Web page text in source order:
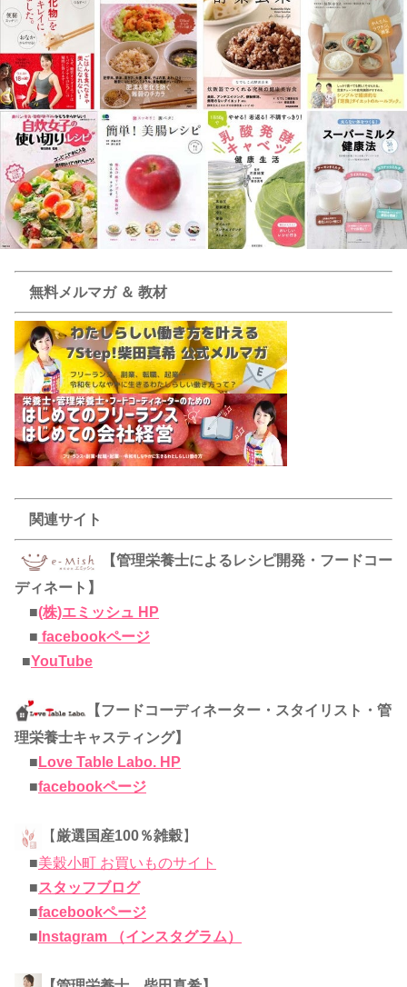
無料メルマガ ＆ 教材
関連サイト
【管理栄養士によるレシピ開発・フードコー
ディネート】
■(株)エミッシュ HP
■ facebookページ
■YouTube
【フードコーディネーター・スタイリスト・管
理栄養士キャスティング】
■ Love Table Labo. HP
■facebookページ
【 厳選国産100％雑穀】
■美穀小町 お買いものサイト
■スタッフブログ
■facebookページ
■ Instagram （インスタグラム）